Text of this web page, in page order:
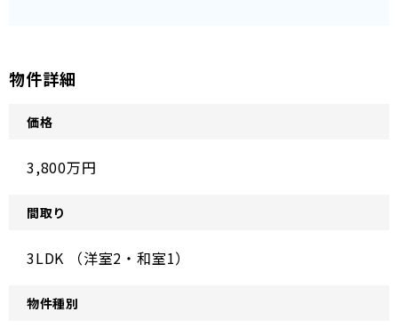
物件詳細
価格
3,800万円
間取り
3LDK （洋室2・和室1）
物件種別